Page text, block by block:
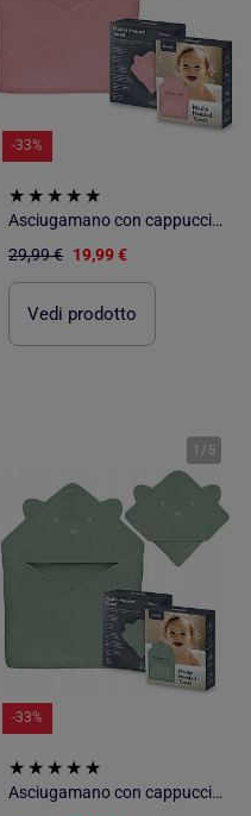
-33%
Asciugamano con cappuccio in mussola - LIONELO - 100% naturale - 80 x 80 cm - Dal primo giorno di vi
29,99 € 19,99 €
Vedi prodotto
1 / 5
-33%
Asciugamano con cappuccio in mussola - LIONELO - 100% naturale - 80 x 80 cm - Dal primo giorno di vi